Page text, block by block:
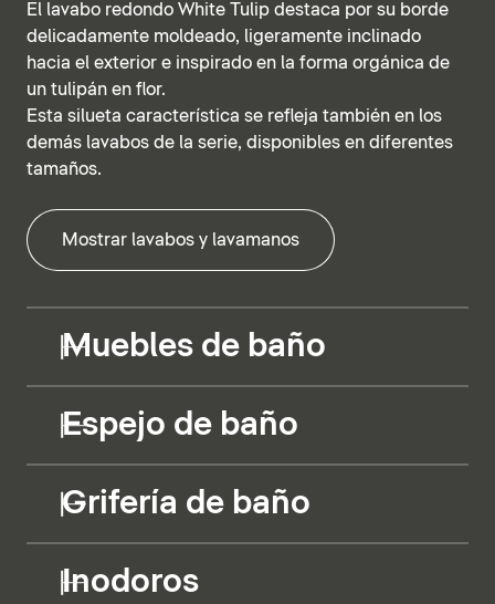
El lavabo redondo White Tulip destaca por su borde
delicadamente moldeado, ligeramente inclinado
hacia el exterior e inspirado en la forma orgánica de
un tulipán en flor.
Esta silueta característica se refleja también en los
demás lavabos de la serie, disponibles en diferentes
tamaños.
Mostrar lavabos y lavamanos
Muebles de baño
Espejo de baño
Grifería de baño
Inodoros